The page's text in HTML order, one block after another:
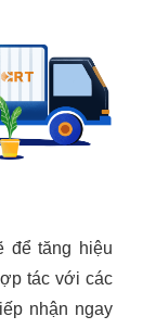
để tăng hiệu
tác với các
nhận ngay